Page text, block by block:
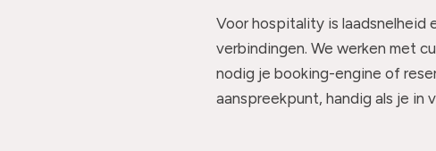
Voor hospitality is laadsnelheid
verbindingen. We werken met
nodig je booking-engine of
aanspreekpunt, handig als je in